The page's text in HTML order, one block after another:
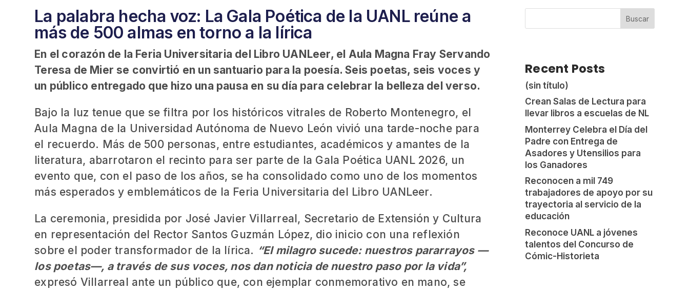
La palabra hecha voz: La Gala Poética de la UANL reúne a
más de 500 almas en torno a la lírica
En el corazón de la Feria Universitaria del Libro UANLeer, el Aula Magna Fray Servando
Teresa de Mier se convirtió en un santuario para la poesía. Seis poetas, seis voces y
un público entregado que hizo una pausa en su día para celebrar la belleza del verso.
Bajo la luz tenue que se filtra por los históricos vitrales de Roberto Montenegro, el
Aula Magna de la Universidad Autónoma de Nuevo León vivió una tarde-noche para
el recuerdo. Más de 500 personas, entre estudiantes, académicos y amantes de la
literatura, abarrotaron el recinto para ser parte de la Gala Poética UANL 2026, un
evento que, con el paso de los años, se ha consolidado como uno de los momentos
más esperados y emblemáticos de la Feria Universitaria del Libro UANLeer.
La ceremonia, presidida por José Javier Villarreal, Secretario de Extensión y Cultura
en representación del Rector Santos Guzmán López, dio inicio con una reflexión
sobre el poder transformador de la lírica. “El milagro sucede: nuestros pararrayos —
los poetas—, a través de sus voces, nos dan noticia de nuestro paso por la vida”,
expresó Villarreal ante un público que, con ejemplar conmemorativo en mano, se
Buscar
Recent Posts
(sin título)
Crean Salas de Lectura para
llevar libros a escuelas de NL
Monterrey Celebra el Día del
Padre con Entrega de
Asadores y Utensilios para
los Ganadores
Reconocen a mil 749
trabajadores de apoyo por su
trayectoria al servicio de la
educación
Reconoce UANL a jóvenes
talentos del Concurso de
Cómic-Historieta